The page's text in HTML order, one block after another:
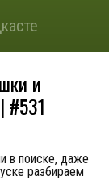
и
#531
в поиске, даже
разбираем